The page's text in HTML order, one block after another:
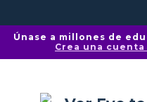
Únase a millones de
Crea una